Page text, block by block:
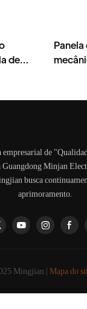
de
de
Minjan
busca
aprimoramento.
Mingjian | Mapa do